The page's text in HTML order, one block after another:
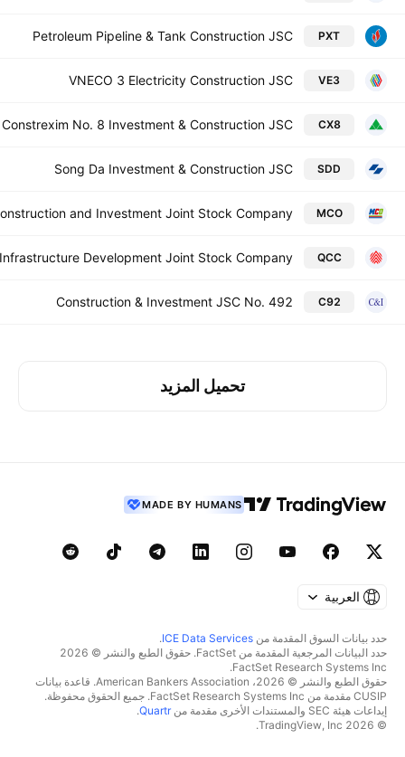
PXT
Petroleum Pipeline & Tank Construction JSC
VE3
VNECO 3 Electricity Construction JSC
CX8
Constrexim No. 8 Investment & Construction JSC
SDD
Song Da Investment & Construction JSC
MCO
and Investment Joint Stock Company
QCC
Development Joint Stock Company
C92
Construction & Investment JSC No. 492
تحميل المزيد
MADE BY HUMANS
العربية
حدد بيانات السوق المقدمة من ICE Data Services
.
حدد البيانات المرجعية المقدمة من FactSet. حقوق الطبع والنشر © 2026
FactSet Research Systems Inc.
حقوق الطبع والنشر © 2026، American Bankers Association. قاعدة بيانات
CUSIP مقدمة من FactSet Research Systems Inc. جميع الحقوق محفوظة.
إيداعات هيئة SEC والمستندات الأخرى مقدمة من
Quartr
.
© 2026 TradingView, Inc.